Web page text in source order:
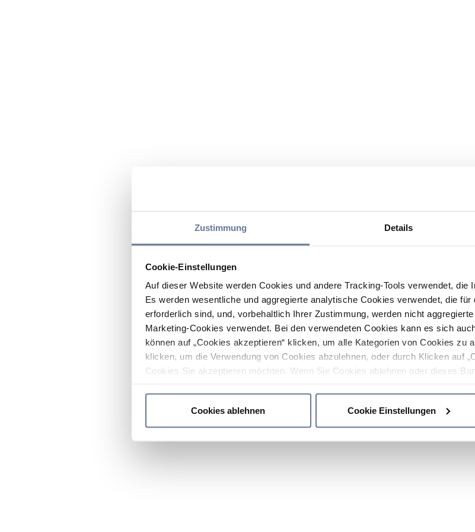
Zustimmung Details
Cookie-Einstellungen
Auf dieser Website werden Cookies und andere Tracking-Tools verwendet, die
Es werden wesentliche und aggregierte analytische Cookies verwendet, die
erforderlich sind, und, vorbehaltlich Ihrer Zustimmung, werden nicht
Marketing-Cookies verwendet. Bei den verwendeten Cookies kann es sich
können auf „Cookies akzeptieren“ klicken, um alle Kategorien von Cookies zu
klicken, um die Verwendung von Cookies abzulehnen, oder durch Klicken auf
Cookies Sie akzeptieren möchten. Wenn Sie Cookies ablehnen oder dieses
Cookies ablehnen
Cookie Einstellungen